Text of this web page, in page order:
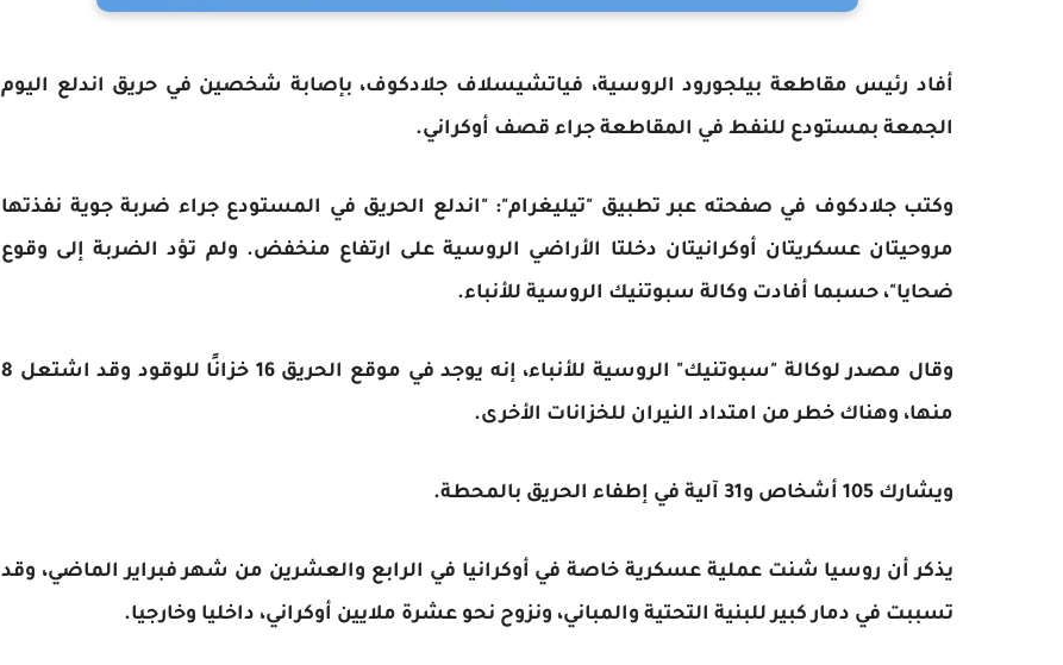
أفاد رئيس مقاطعة بيلجورود الروسية، فياتشيسلاف جلادكوف، بإصابة شخصين في حريق اندلع اليوم
الجمعة بمستودع للنفط في المقاطعة جراء قصف أوكراني.
وكتب جلادكوف في صفحته عبر تطبيق "تيليغرام": "اندلع الحريق في المستودع جراء ضربة جوية نفذتها
مروحيتان عسكريتان أوكرانيتان دخلتا الأراضي الروسية على ارتفاع منخفض. ولم تؤد الضربة إلى وقوع
ضحايا"، حسبما أفادت وكالة سبوتنيك الروسية للأنباء.
وقال مصدر لوكالة "سبوتنيك" الروسية للأنباء، إنه يوجد في موقع الحريق 16 خزانًا للوقود وقد اشتعل 8
منها، وهناك خطر من امتداد النيران للخزانات الأخرى.
ويشارك 105 أشخاص و31 آلية في إطفاء الحريق بالمحطة.
يذكر أن روسيا شنت عملية عسكرية خاصة في أوكرانيا في الرابع والعشرين من شهر فبراير الماضي، وقد
تسببت في دمار كبير للبنية التحتية والمباني، ونزوح نحو عشرة ملايين أوكراني، داخليا وخارجيا.